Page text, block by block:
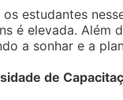
os estudantes
é elevada. Além
a sonhar e a
de